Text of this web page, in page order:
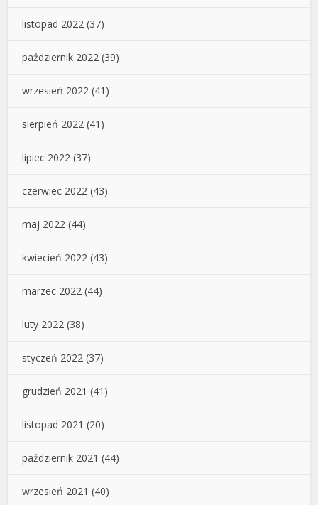
listopad 2022 (37)
październik 2022 (39)
wrzesień 2022 (41)
sierpień 2022 (41)
lipiec 2022 (37)
czerwiec 2022 (43)
maj 2022 (44)
kwiecień 2022 (43)
marzec 2022 (44)
luty 2022 (38)
styczeń 2022 (37)
grudzień 2021 (41)
listopad 2021 (20)
październik 2021 (44)
wrzesień 2021 (40)